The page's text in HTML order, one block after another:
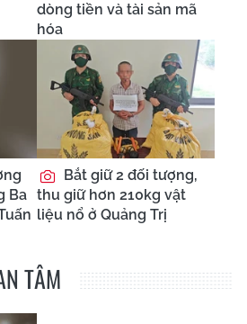
dòng tiền và tài sản mã
hóa
Ba
Bắt giữ 2 đối tượng,
thu giữ hơn 210kg vật
liệu nổ ở Quảng Trị
TÂM